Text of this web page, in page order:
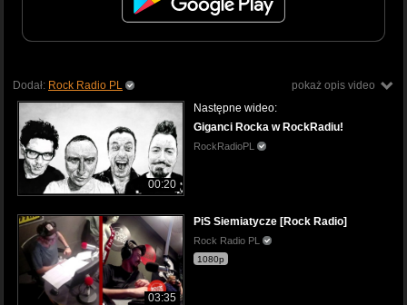
pokaż opis video
Dodał: Rock Radio PL
00:20
Następne wideo:
Giganci Rocka w RockRadiu!
RockRadioPL
03:35
PiS Siemiatycze [Rock Radio]
Rock Radio PL
1080p